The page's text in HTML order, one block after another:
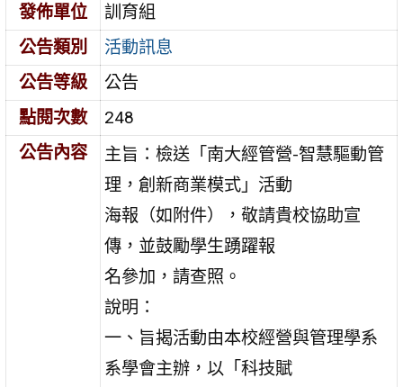
發佈單位
訓育組
公告類別
活動訊息
公告等級
公告
點閱次數
248
公告內容
主旨：檢送「南大經管營-智慧驅動管
理，創新商業模式」活動
海報（如附件），敬請貴校協助宣
傳，並鼓勵學生踴躍報
名參加，請查照。
說明：
一、旨揭活動由本校經營與管理學系
系學會主辦，以「科技賦